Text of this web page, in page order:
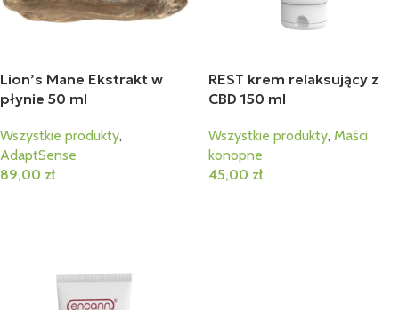
Lion’s Mane Ekstrakt w
płynie 50 ml
Wszystkie produkty,
AdaptSense
89,00 zł
REST krem relaksujący z
CBD 150 ml
Wszystkie produkty, Maści
konopne
45,00 zł